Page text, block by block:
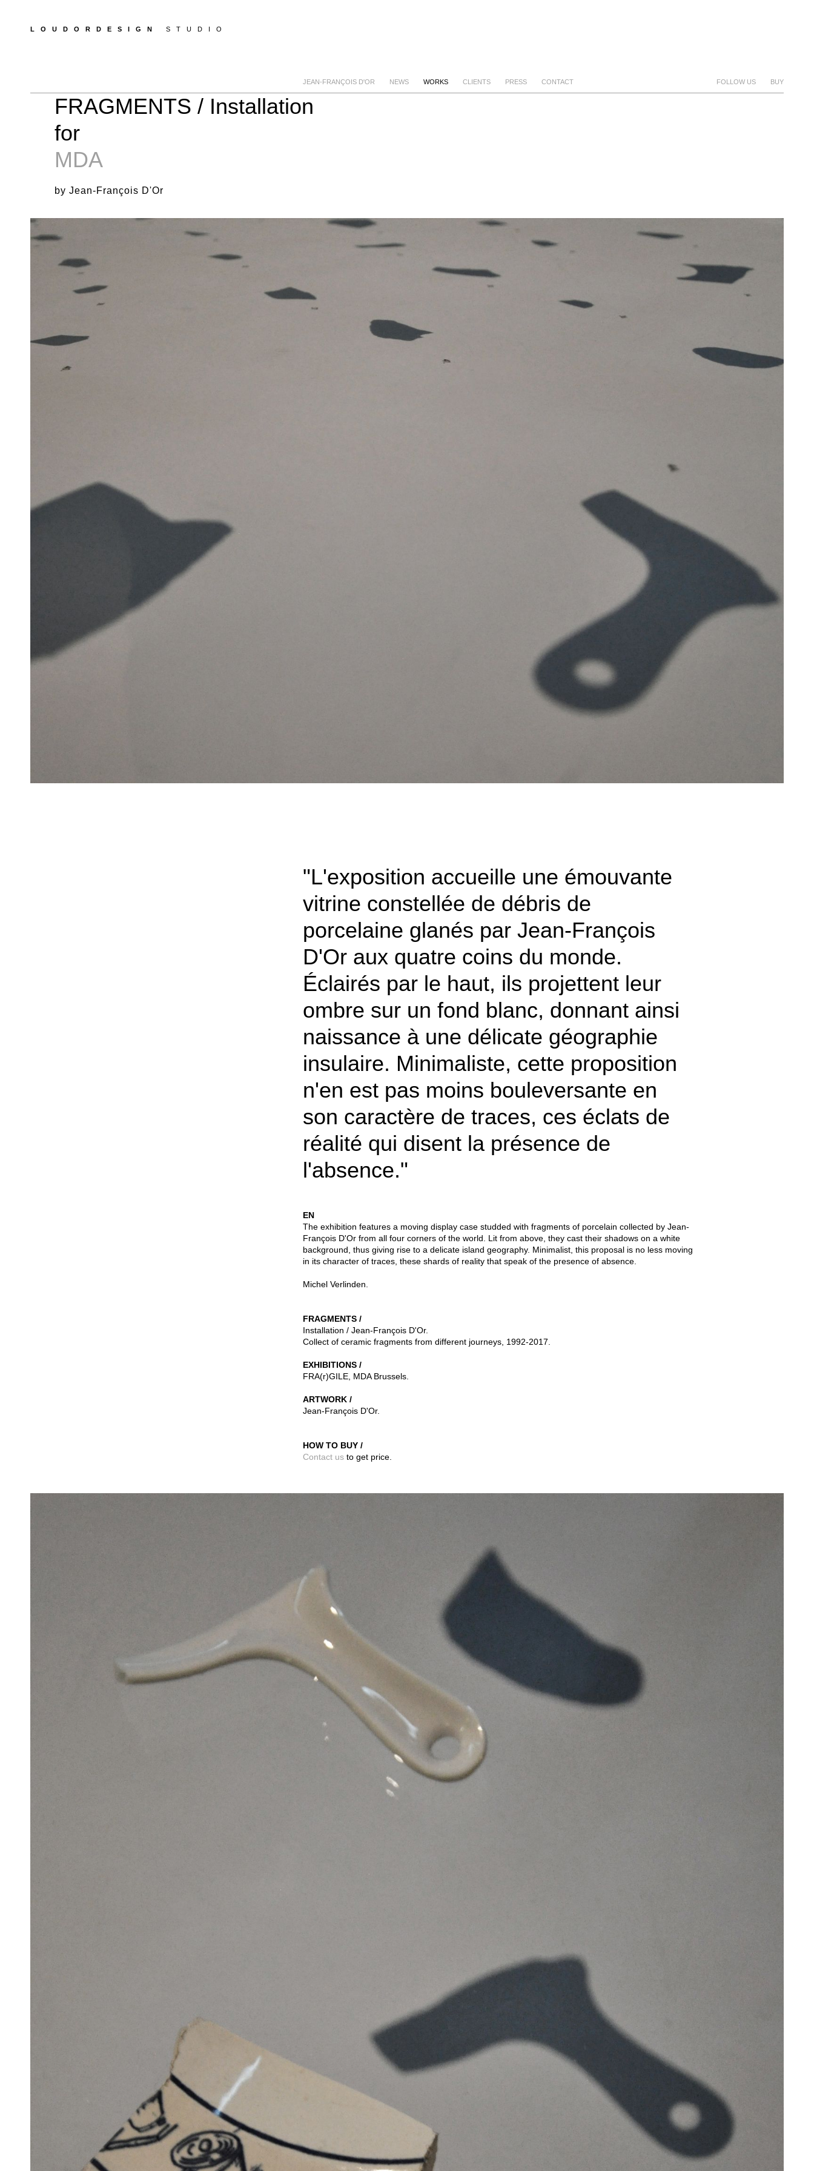
LOUDORDESIGN STUDIO
JEAN-FRANÇOIS D'OR NEWS WORKS CLIENTS PRESS CONTACT FOLLOW US BUY
FRAGMENTS / Installation
for
MDA
by Jean-François D'Or
"L'exposition accueille une émouvante
vitrine constellée de débris de
porcelaine glanés par Jean-François
D'Or aux quatre coins du monde.
Éclairés par le haut, ils projettent leur
ombre sur un fond blanc, donnant ainsi
naissance à une délicate géographie
insulaire. Minimaliste, cette proposition
n'en est pas moins bouleversante en
son caractère de traces, ces éclats de
réalité qui disent la présence de
l'absence."
EN
The exhibition features a moving display case studded with fragments of porcelain collected by Jean-
François D'Or from all four corners of the world.
Lit from above, they cast their shadows on a white
background, thus giving rise to a delicate island geography. Minimalist, this proposal is no less moving
in its character of traces, these shards of reality that speak of the presence of absence.
Michel Verlinden.
FRAGMENTS /
Installation / Jean-François D'Or.
Collect of ceramic fragments from different journeys, 1992-2017.
EXHIBITIONS /
FRA(r)GILE, MDA Brussels.
ARTWORK /
Jean-François D'Or.
HOW TO BUY /
Contact us to get price.